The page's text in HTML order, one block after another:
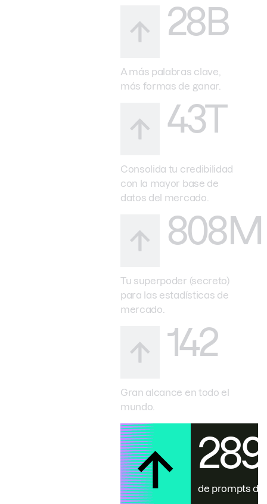
28B
A más palabras clave,
más formas de ganar.
43T
Consolida tu credibilidad
con la mayor base de
datos del mercado.
808M
Tu superpoder (secreto)
para las estadísticas de
mercado.
142
Gran alcance en todo el
mundo.
de prompts de